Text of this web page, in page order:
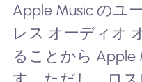
Apple Music のユ
レス オーディオ
ることから Apple